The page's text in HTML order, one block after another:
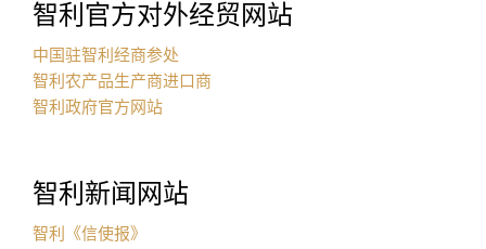
智利官方对外经贸网站
中国驻智利经商参处
智利农产品生产商进口商
智利政府官方网站
智利新闻网站
智利《信使报》